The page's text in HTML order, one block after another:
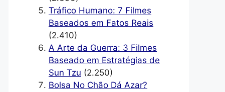
Tráfico Humano: 7 Filmes
Baseados em Fatos Reais
(2.410)
A Arte da Guerra: 3 Filmes
Baseado em Estratégias de
Sun Tzu (2.250)
Bolsa No Chão Dá Azar?